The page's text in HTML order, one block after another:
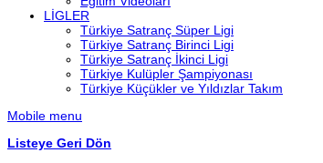
LİGLER
Türkiye Satranç Süper Ligi
Türkiye Satranç Birinci Ligi
Türkiye Satranç İkinci Ligi
Türkiye Kulüpler Şampiyonası
Türkiye Küçükler ve Yıldızlar Takım
Mobile menu
Listeye Geri Dön